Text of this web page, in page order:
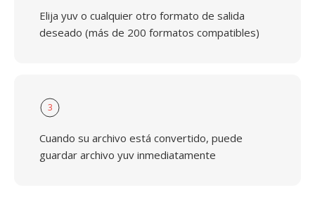
Elija yuv o cualquier otro formato de salida
deseado (más de 200 formatos compatibles)
3
Cuando su archivo está convertido, puede
guardar archivo yuv inmediatamente